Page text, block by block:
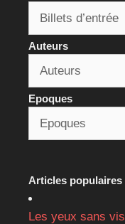
Auteurs
Epoques
Articles populaires
Les yeux sans